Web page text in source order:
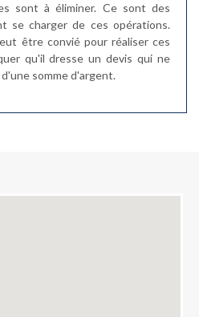
sont à éliminer. Ce sont des
se charger de ces opérations.
être convié pour réaliser ces
qu'il dresse un devis qui ne
somme d'argent.